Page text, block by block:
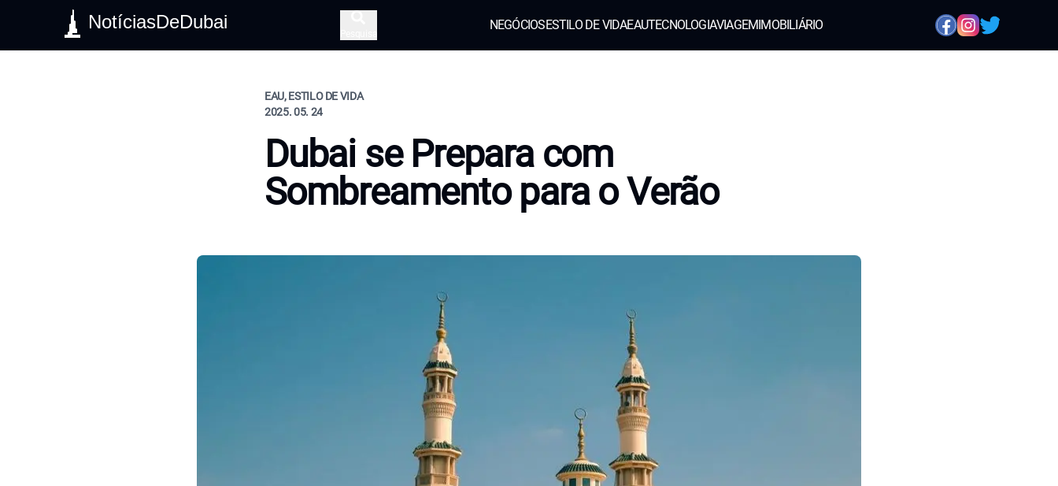
NotíciasDeDubai NEGÓCIOSESTILO DE VIDAEAUTECNOLOGIAVIAGEMIMOBILIÁRIO
EAU, ESTILO DE VIDA
2025. 05. 24
Dubai se Prepara com
Sombreamento para o Verão